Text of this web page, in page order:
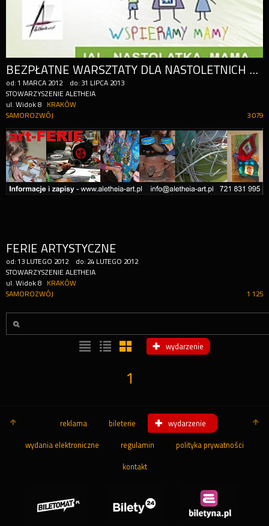
BEZPŁATNE WARSZTATY DLA NASTOLETNICH MATEK Z KRAKOWA
od:1 MARCA 2012 do: 31 LIPCA 2013
STOWARZYSZENIE ALETHEIA
ul. Widok 8
KRAKÓW
3 079
SAMOROZWÓJ
FERIE ARTYSTYCZNE
od:13 LUTEGO 2012 do: 24 LUTEGO 2012
STOWARZYSZENIE ALETHEIA
ul. Widok 8
KRAKÓW
1 125
SAMOROZWÓJ
wydarzenie
1
reklama bileterie wydarzenie
wydania elektroniczne regulamin polityka prywatności
kontakt